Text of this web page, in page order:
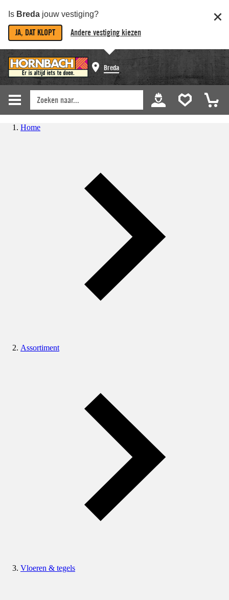
Is Breda jouw vestiging?
JA, DAT KLOPT Andere vestiging kiezen
Breda
Home
Assortiment
Vloeren & tegels